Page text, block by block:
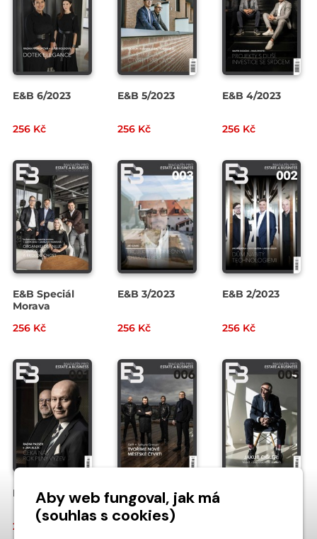
E&B 6/2023
256 Kč
E&B 5/2023
256 Kč
E&B 4/2023
256 Kč
E&B Speciál
Morava
256 Kč
E&B 3/2023
256 Kč
E&B 2/2023
256 Kč
E&B 1/2023
256 Kč
E&B 6/2022
Aby web fungoval, jak má
(souhlas s cookies)